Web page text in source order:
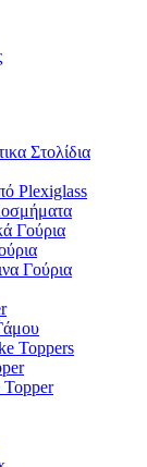
Στολίδια
Plexiglass
Γούρια
Γούρια
Toppers
Topper